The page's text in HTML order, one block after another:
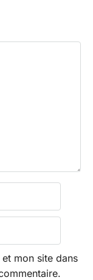
mon site dans